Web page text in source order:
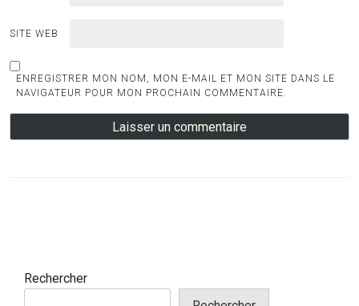
SITE WEB
ENREGISTRER MON NOM, MON E-MAIL ET MON SITE DANS LE
NAVIGATEUR POUR MON PROCHAIN COMMENTAIRE.
Rechercher